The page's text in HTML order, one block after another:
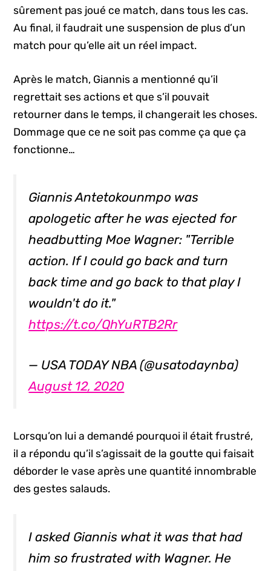
sûrement pas joué ce match, dans tous les cas.
Au final, il faudrait une suspension de plus d’un
match pour qu’elle ait un réel impact.
Après le match, Giannis a mentionné qu’il
regrettait ses actions et que s’il pouvait
retourner dans le temps, il changerait les choses.
Dommage que ce ne soit pas comme ça que ça
fonctionne…
Giannis Antetokounmpo was
apologetic after he was ejected for
headbutting Moe Wagner: "Terrible
action. If I could go back and turn
back time and go back to that play I
wouldn't do it."
https://t.co/QhYuRTB2Rr
— USA TODAY NBA (@usatodaynba)
August 12, 2020
Lorsqu’on lui a demandé pourquoi il était frustré,
il a répondu qu’il s’agissait de la goutte qui faisait
déborder le vase après une quantité innombrable
des gestes salauds.
I asked Giannis what it was that had
him so frustrated with Wagner. He